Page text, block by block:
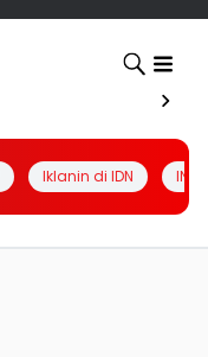
Iklanin di IDN